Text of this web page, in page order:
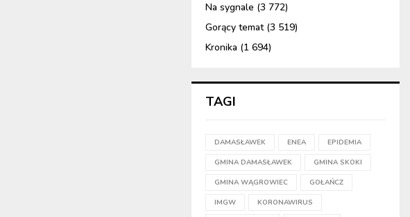
Na sygnale (3 772)
Gorący temat(3 519)
Kronika (1 694)
TAGI
DAMASŁAWEK ENEA EPIDEMIA
GMINA DAMASŁAWEK GMINA SKOKI
GMINA WĄGROWIEC GOŁAŃCZ
IMGW KORONAWIRUS